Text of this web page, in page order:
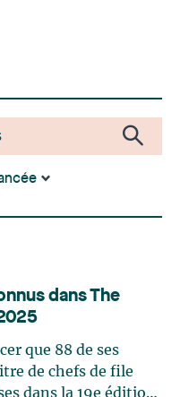
dans The
que 88 de ses
de chefs de file
dans la 19e édition